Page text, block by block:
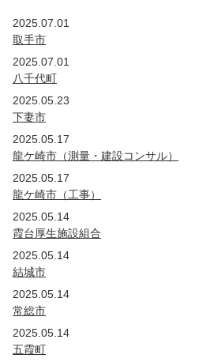
国・公団
国・公団
国・公団
国・公団
2016年
国・公団
2015年
国・公団
国・公団
国・公団
国・公団
2025.07.01
取手市
2025.07.01
八千代町
2025.05.23
下妻市
2025.05.17
龍ケ崎市（測量・建設コンサル）
2025.05.17
龍ケ崎市（工事）
2025.05.14
霞台厚生施設組合
2025.05.14
結城市
2025.05.14
常総市
2025.05.14
五霞町